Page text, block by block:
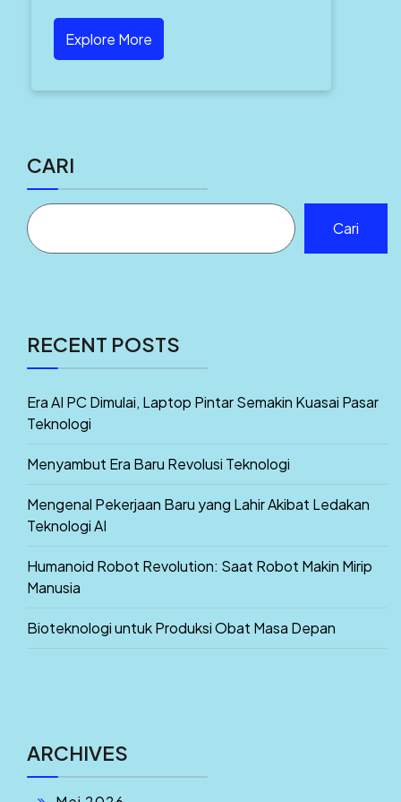
Explore More
CARI
Cari
RECENT POSTS
Era AI PC Dimulai, Laptop Pintar Semakin Kuasai Pasar
Teknologi
Menyambut Era Baru Revolusi Teknologi
Mengenal Pekerjaan Baru yang Lahir Akibat Ledakan
Teknologi AI
Humanoid Robot Revolution: Saat Robot Makin Mirip
Manusia
Bioteknologi untuk Produksi Obat Masa Depan
ARCHIVES